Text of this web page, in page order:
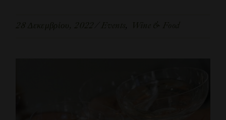
28 Δεκεμβρίου, 2022 Events Wine & Food